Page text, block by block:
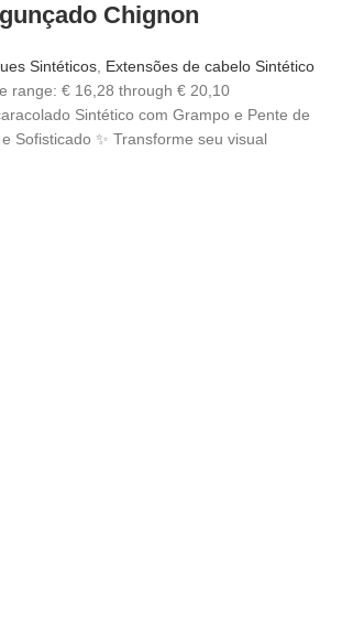
Chignon
Sintéticos Extensões de cabelo Sintético
range: € 16,28 through € 20,10
Sintético com Grampo e Pente de
Sofisticado ✨ Transforme seu visual